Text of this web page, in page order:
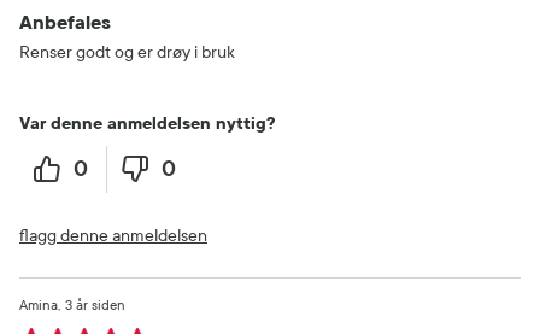
Anbefales
Renser godt og er drøy i bruk
Var denne anmeldelsen nyttig?
0 0
flagg denne anmeldelsen
3 år siden
Amina